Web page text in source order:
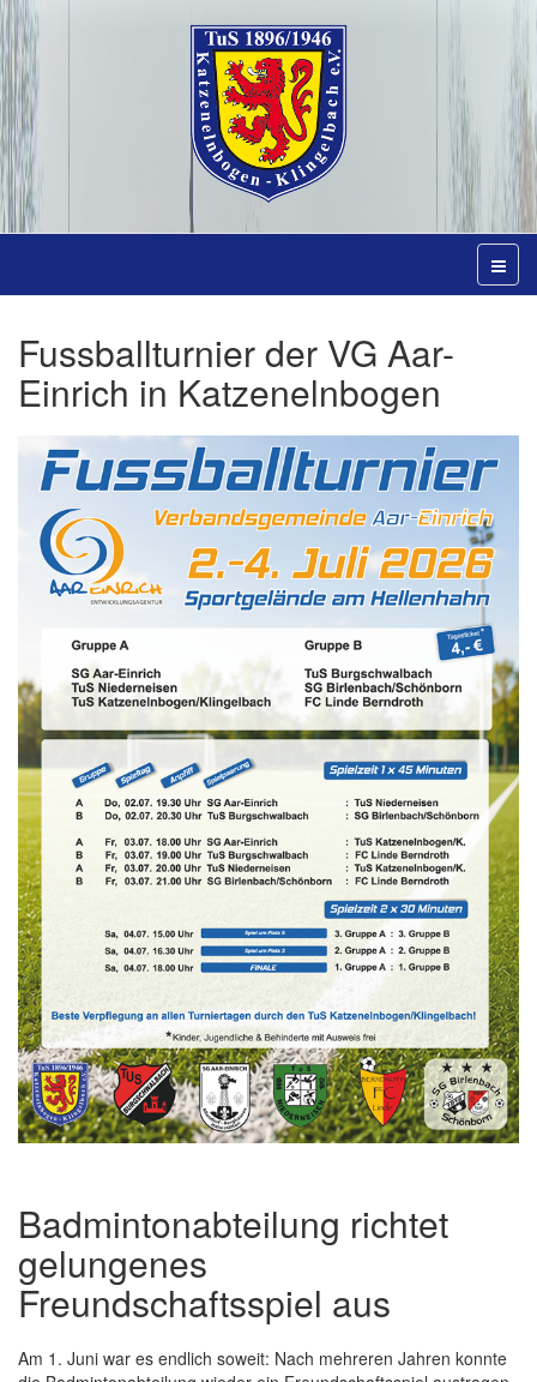
Fussballturnier der VG Aar-
Einrich in Katzenelnbogen
Badmintonabteilung richtet
gelungenes
Freundschaftsspiel aus
Am 1. Juni war es endlich soweit: Nach mehreren Jahren konnte